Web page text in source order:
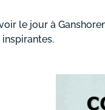
le jour à
inspirantes.